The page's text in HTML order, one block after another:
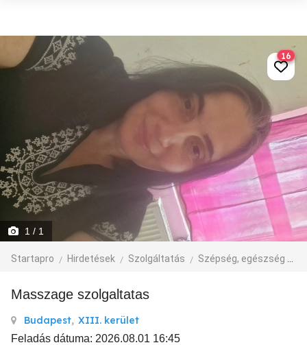
1 / 1
Startapro Hirdetések Szolgáltatás Szépség, egészség
16
masszage szolgaltatas
Budapest, XIII. kerület
Feladás dátuma: 2026.08.01 16:45